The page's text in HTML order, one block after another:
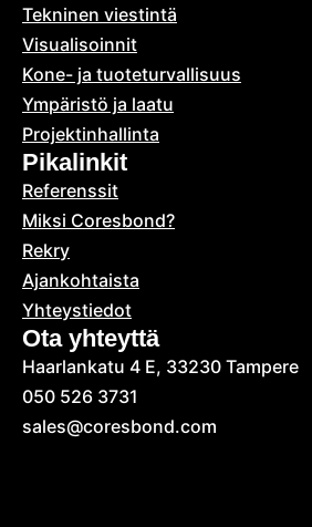
Tekninen viestintä
Visualisoinnit
Kone- ja tuoteturvallisuus
Ympäristö ja laatu
Projektinhallinta
Pikalinkit
Referenssit
Miksi Coresbond?
Rekry
Ajankohtaista
Yhteystiedot
Ota yhteyttä
Haarlankatu 4 E, 33230 Tampere
050 526 3731
sales@coresbond.com